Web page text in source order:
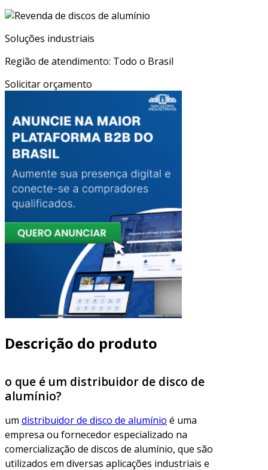
Soluções industriais
Região de atendimento: Todo o Brasil
Solicitar orçamento
Descrição do produto
o que é um distribuidor de disco de
alumínio?
um distribuidor de disco de alumínio é uma
empresa ou fornecedor especializado na
comercialização de discos de alumínio, que são
utilizados em diversas aplicações industriais e